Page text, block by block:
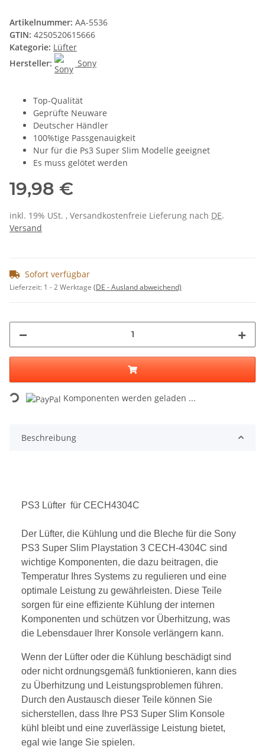
Artikelnummer: AA-5536
GTIN: 4250520615666
Kategorie: Lüfter
Hersteller:
Sony
Top-Qualität
Geprüfte Neuware
Deutscher Händler
100%tige Passgenauigkeit
Nur für die Ps3 Super Slim Modelle geeignet
Es muss gelötet werden
19,98 €
inkl. 19% USt. , Versandkostenfreie Lieferung nach DE.
Versand
Sofort verfügbar
Lieferzeit: 1 - 2 Werktage (DE - Ausland abweichend)
Loading... Komponenten werden geladen ...
Beschreibung
PS3 Lüfter für CECH4304C
Der Lüfter, die Kühlung und die Bleche für die Sony
PS3 Super Slim Playstation 3 CECH-4304C sind
wichtige Komponenten, die dazu beitragen, die
Temperatur Ihres Systems zu regulieren und eine
optimale Leistung zu gewährleisten. Diese Teile
sorgen für eine effiziente Kühlung der internen
Komponenten und schützen vor Überhitzung, was
die Lebensdauer Ihrer Konsole verlängern kann.
Wenn der Lüfter oder die Kühlung beschädigt sind
oder nicht ordnungsgemäß funktionieren, kann dies
zu Überhitzung und Leistungsproblemen führen.
Durch den Austausch dieser Teile können Sie
sicherstellen, dass Ihre PS3 Super Slim Konsole
kühl bleibt und eine zuverlässige Leistung bietet,
egal wie lange Sie spielen.